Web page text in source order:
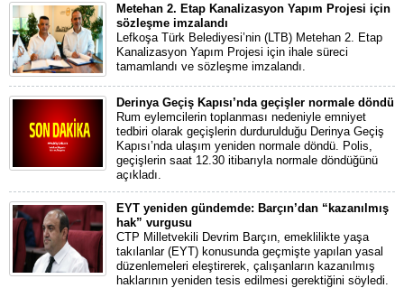
Metehan 2. Etap Kanalizasyon Yapım Projesi için
sözleşme imzalandı
Lefkoşa Türk Belediyesi’nin (LTB) Metehan 2. Etap
Kanalizasyon Yapım Projesi için ihale süreci
tamamlandı ve sözleşme imzalandı.
Derinya Geçiş Kapısı’nda geçişler normale döndü
Rum eylemcilerin toplanması nedeniyle emniyet
tedbiri olarak geçişlerin durdurulduğu Derinya Geçiş
Kapısı’nda ulaşım yeniden normale döndü. Polis,
geçişlerin saat 12.30 itibarıyla normale döndüğünü
açıkladı.
EYT yeniden gündemde: Barçın’dan “kazanılmış
hak” vurgusu
CTP Milletvekili Devrim Barçın, emeklilikte yaşa
takılanlar (EYT) konusunda geçmişte yapılan yasal
düzenlemeleri eleştirerek, çalışanların kazanılmış
haklarının yeniden tesis edilmesi gerektiğini söyledi.